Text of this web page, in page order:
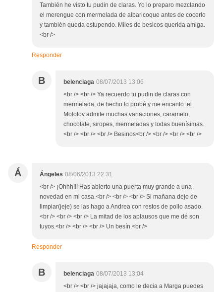
También he visto tu pudin de claras. Yo lo preparo mezclando
el merengue con mermelada de albaricoque antes de cocerlo
y también queda estupendo. Miles de besicos querida amiga.
<br />
Responder
B belenciaga 08/07/2013 13:06
<br /> <br /> Ya recuerdo tu pudin de claras con
mermelada, de hecho lo probé y me encanto. el
Molotov admite muchas variaciones, caramelo,
chocolate, siropes, mermeladas y todas buenísimas.
<br /> <br /> <br /> Besinos<br /> <br /> <br /> <br />
Á Ángeles 08/06/2013 22:31
<br /> ¡Ohhh!!! Has abierto una puerta muy grande a una
novedad en mi casa.<br /> <br /> <br /> Si mañana dejo de
limpiar(jeje) se las hago a Andrea con restos de pollo asado.
<br /> <br /> <br /> La mitad de los aplausos que me dé son
tuyos.<br /> <br /> <br /> Un besín.<br />
Responder
B belenciaga 08/07/2013 13:04
<br /> <br /> jajajaja, como le decia a Marga puedes